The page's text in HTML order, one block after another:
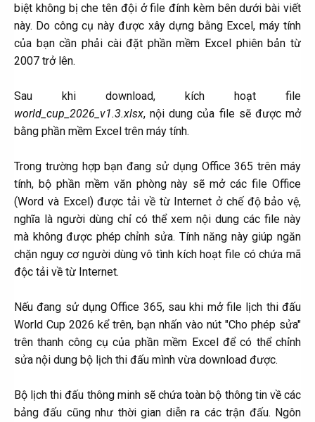
biệt không bị che tên đội ở file đính kèm bên dưới bài viết
này. Do công cụ này được xây dựng bằng Excel, máy tính
của bạn cần phải cài đặt phần mềm Excel phiên bản từ
2007 trở lên.
Sau khi download, kích hoạt file
world_cup_2026_v1.3.xlsx, nội dung của file sẽ được mở
bằng phần mềm Excel trên máy tính.
Trong trường hợp bạn đang sử dụng Office 365 trên máy
tính, bộ phần mềm văn phòng này sẽ mở các file Office
(Word và Excel) được tải về từ Internet ở chế độ bảo vệ,
nghĩa là người dùng chỉ có thể xem nội dung các file này
mà không được phép chỉnh sửa. Tính năng này giúp ngăn
chặn nguy cơ người dùng vô tình kích hoạt file có chứa mã
độc tải về từ Internet.
Nếu đang sử dụng Office 365, sau khi mở file lịch thi đấu
World Cup 2026 kể trên, bạn nhấn vào nút "Cho phép sửa"
trên thanh công cụ của phần mềm Excel để có thể chỉnh
sửa nội dung bộ lịch thi đấu mình vừa download được.
Bộ lịch thi đấu thông minh sẽ chứa toàn bộ thông tin về các
bảng đấu cũng như thời gian diễn ra các trận đấu. Ngôn